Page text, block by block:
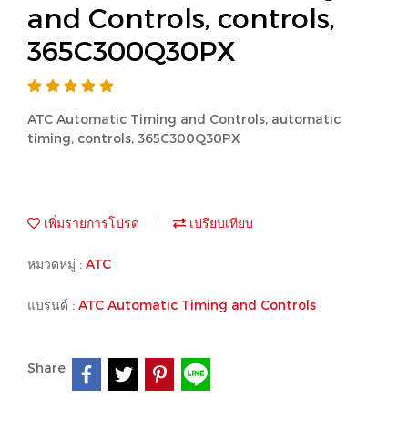
and Controls, controls,
365C300Q30PX
ATC Automatic Timing and Controls, automatic
timing, controls, 365C300Q30PX
เพิ่มรายการโปรด เปรียบเทียบ
หมวดหมู่ : ATC
แบรนด์ : ATC Automatic Timing and Controls
Share